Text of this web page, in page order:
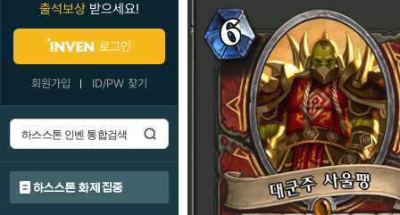
출석보상 받으세요!
로그인
회원가입 ID/PW 찾기
하스스톤 화제 집중